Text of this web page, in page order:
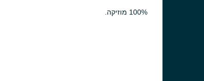
100% מוזיקה.